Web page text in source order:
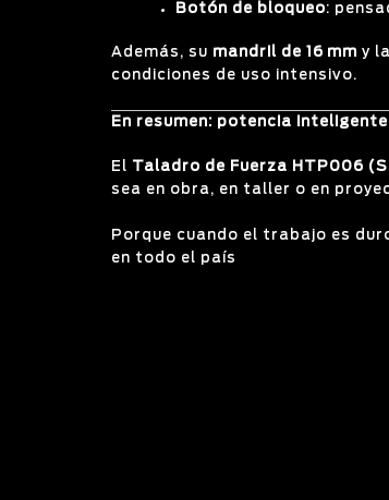
Botón de bloqueo:
Además, su mandril de 16 mm y la
condiciones de uso intensivo.
En resumen: potencia
El Taladro de Fuerza HTP006
sea en obra, en taller o en
Porque cuando el trabajo es
en todo el país